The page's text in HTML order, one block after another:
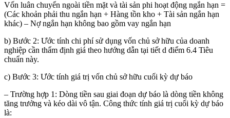
Vốn luân chuyển ngoài tiền mặt và tài sản phi hoạt động ngắn hạn =
(Các khoản phải thu ngắn hạn + Hàng tồn kho + Tài sản ngắn hạn
khác) – Nợ ngắn hạn không bao gồm vay ngắn hạn
b) Bước 2: Ước tính chi phí sử dụng vốn chủ sở hữu của doanh
nghiệp cần thẩm định giá theo hướng dẫn tại tiết d điểm 6.4 Tiêu
chuẩn này.
c) Bước 3: Ước tính giá trị vốn chủ sở hữu cuối kỳ dự báo
– Trường hợp 1: Dòng tiền sau giai đoạn dự báo là dòng tiền không
tăng trưởng và kéo dài vô tận. Công thức tính giá trị cuối kỳ dự báo
là: